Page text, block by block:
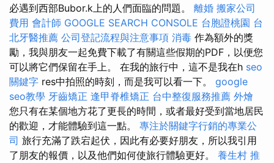
必遇到西部Bubor.k上的人們面臨的問題。 離婚 搬家公司
費用 會計師 GOOGLE SEARCH CONSOLE 台胞證桃園 台
北牙醫推薦 公司登記流程與注意事項 消毒 作為額外的獎
勵，我與朋友一起免費下載了有關這些假期的PDF，以便您
可以將它們保留在手上。 在我的旅行中，這不是我在h seo
關鍵字 res中拍照的時刻，而是我可以看一下。 google
seo教學 牙齒矯正 逢甲脊椎矯正 台中整復服務推薦 外燴
您只有在某個地方花了更長的時間，或者最好受到當地居民
的歡迎，才能體驗到這一點。 專注於關鍵字行銷的專業公
司 旅行充滿了跌宕起伏，因此有必要好朋友，所以我引用
了朋友的報價，以及他們如何使旅行體驗更好。 養生村 推